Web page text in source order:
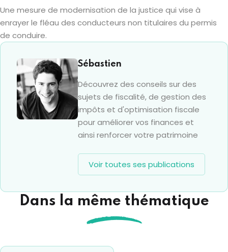
Une mesure de modernisation de la justice qui vise à
enrayer le fléau des conducteurs non titulaires du permis
de conduire.
Sébastien
Découvrez des conseils sur des
sujets de fiscalité, de gestion des
impôts et d'optimisation fiscale
pour améliorer vos finances et
ainsi renforcer votre patrimoine
Voir toutes ses publications
Dans la même thématique